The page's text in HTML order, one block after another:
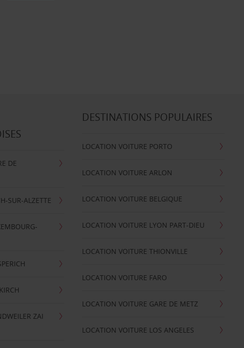
DE
SUR-ALZETTE
ZAI
DESTINATIONS POPULAIRES
LOCATION VOITURE PORTO
LOCATION VOITURE ARLON
LOCATION VOITURE BELGIQUE
LOCATION VOITURE LYON PART-DIEU
LOCATION VOITURE THIONVILLE
LOCATION VOITURE FARO
LOCATION VOITURE GARE DE METZ
LOCATION VOITURE LOS ANGELES